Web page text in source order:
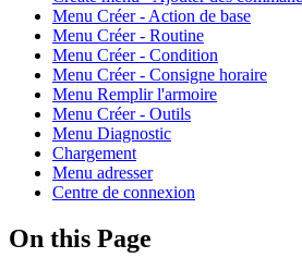
Menu Créer - Action de base
Menu Créer - Routine
Menu Créer - Condition
Menu Créer - Consigne horaire
Menu Remplir l'armoire
Menu Créer - Outils
Menu Diagnostic
Chargement
Menu adresser
Centre de connexion
On this Page